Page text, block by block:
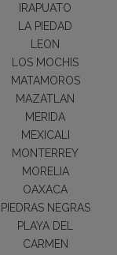
IRAPUATO
LA PIEDAD
LEON
LOS MOCHIS
MATAMOROS
MAZATLAN
MERIDA
MEXICALI
MONTERREY
MORELIA
OAXACA
PIEDRAS NEGRAS
PLAYA DEL
CARMEN